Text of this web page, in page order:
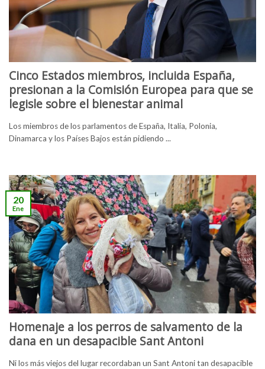
Cinco Estados miembros, incluida España,
presionan a la Comisión Europea para que se
legisle sobre el bienestar animal
Los miembros de los parlamentos de España, Italia, Polonia,
Dinamarca y los Países Bajos están pidiendo ...
Homenaje a los perros de salvamento de la
dana en un desapacible Sant Antoni
Ni los más viejos del lugar recordaban un Sant Antoni tan desapacible
20
Ene